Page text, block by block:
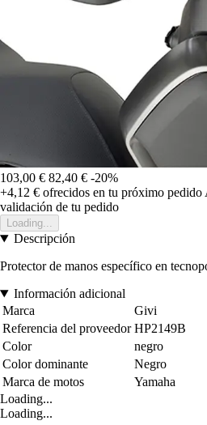
103,00 € 82,40 € -20%
+4,12 € ofrecidos en tu próximo pedido
validación de tu pedido
Loading...
Descripción
Protector de manos específico en
Información adicional
Marca
Givi
Referencia del proveedor HP2149B
Color
negro
Color dominante
Negro
Marca de motos
Yamaha
Loading...
Loading...